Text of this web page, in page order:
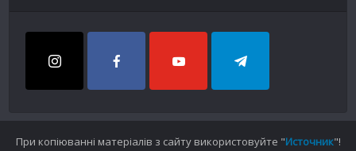
При копіюванні матеріалів з сайту використовуйте "Источник"!